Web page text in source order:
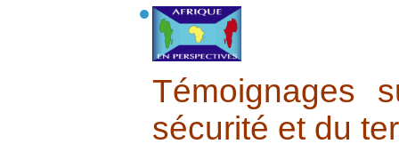
Témoignages
sécurité et du